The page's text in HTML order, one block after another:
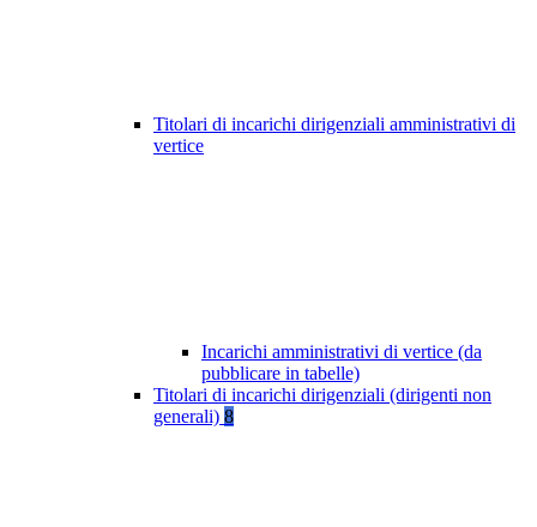
Titolari di incarichi dirigenziali amministrativi di
vertice
Incarichi amministrativi di vertice (da
pubblicare in tabelle)
Titolari di incarichi dirigenziali (dirigenti non
generali) 8